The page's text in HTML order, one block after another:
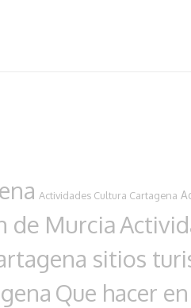
Actividades Cultura Cartagena
de Murcia
sitios
Que hacer